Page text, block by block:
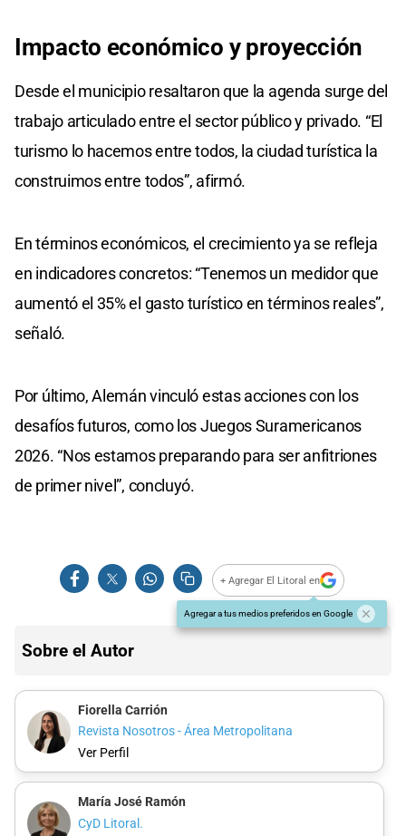
Impacto económico y proyección
Desde el municipio resaltaron que la agenda surge del
trabajo articulado entre el sector público y privado. “El
turismo lo hacemos entre todos, la ciudad turística la
construimos entre todos”, afirmó.
En términos económicos, el crecimiento ya se refleja
en indicadores concretos: “Tenemos un medidor que
aumentó el 35% el gasto turístico en términos reales”,
señaló.
Por último, Alemán vinculó estas acciones con los
desafíos futuros, como los Juegos Suramericanos
2026. “Nos estamos preparando para ser anfitriones
de primer nivel”, concluyó.
+ Agregar El Litoral en
Agregar a tus medios preferidos en Google
Sobre el Autor
Fiorella Carrión
Revista Nosotros - Área Metropolitana
Ver Perfil
María José Ramón
CyD Litoral.